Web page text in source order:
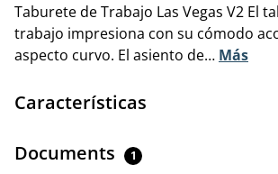
Taburete de Trabajo Las Vegas V2 El
trabajo impresiona con su cómodo
aspecto curvo. El asiento de… Más
Características
Documents 1